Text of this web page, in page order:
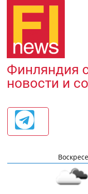
Финляндия
новости и